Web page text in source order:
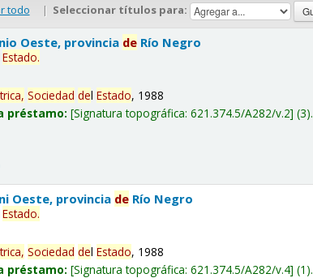
todo | Seleccionar títulos para:
Oeste, provincia de Río Negro
Estado.
Sociedad delEstado, 1988
préstamo: Signatura topográfica:621.374.5/A282/v.2 (3).
Oeste, provincia de Río Negro
Estado.
Sociedad delEstado, 1988
préstamo: Signatura topográfica:621.374.5/A282/v.4 (1).